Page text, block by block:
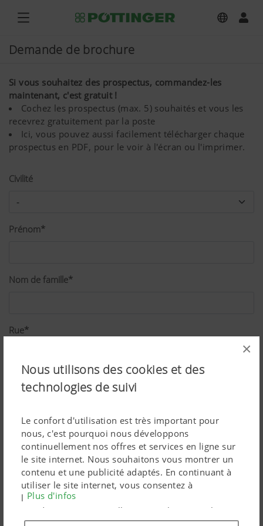
×
Nous utilisons des cookies et des
technologies de suivi
Le confort d'utilisation est très important pour
nous, c'est pourquoi nous développons
continuellement nos offres et services en ligne sur
le site internet. Nous souhaitons vous montrer un
contenu et une publicité adaptés. En continuant à
utiliser le site internet, vous consentez à
l'utilisation de cookies techniquement nécessaires.
Vos données personnelles sont utilisées par les
produits marketing Google uniquement si vous
Plus d'infos
Demande de brochure
Si vous souhaitez des prospectus, commandez-les
maintenant, c'est gratuit !
Cochez les prospectus (max. 5) souhaités et vous les
recevrez gratuitement par la poste
Ici, vous pouvez aussi facilement télécharger chaque
prospectus en PDF, pour le voir à l'écran ou l'imprimer.
Civilité
Prénom*
Nom de famille*
Rue*
Code postal*
Ville*
Pays*